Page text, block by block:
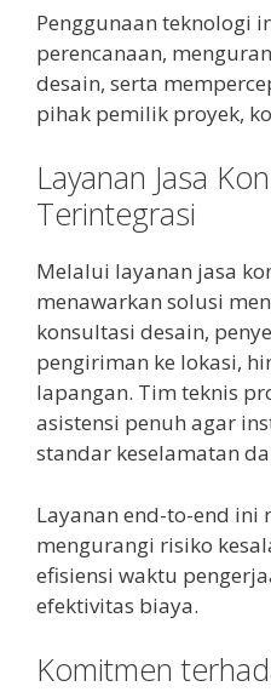
Penggunaan teknologi
perencanaan,
desain, serta
pihak pemilik proyek,
Layanan Jasa
Terintegrasi
Melalui layanan jasa
menawarkan solusi
konsultasi desain,
pengiriman ke lokasi,
lapangan. Tim teknis
asistensi penuh agar
standar keselamatan
Layanan end-to-end ini
mengurangi risiko
efisiensi waktu
efektivitas biaya.
Komitmen